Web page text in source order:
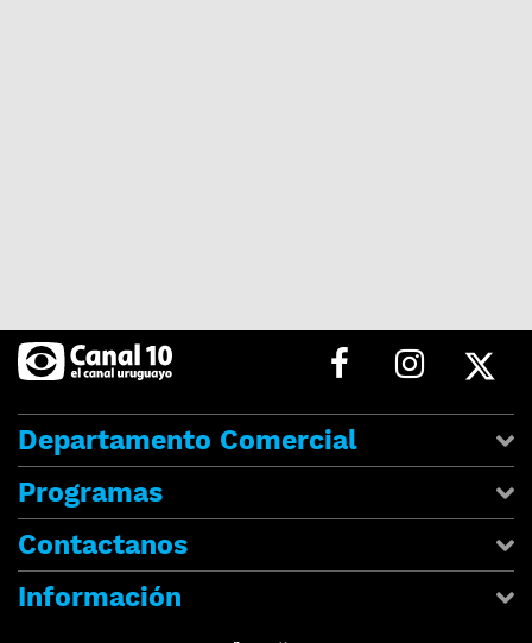
Departamento Comercial
Programas
Contactanos
Información